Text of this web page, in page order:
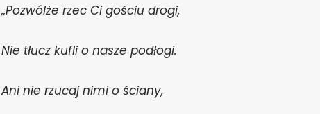
„Pozwólże rzec Ci gościu drogi,
Nie tłucz kufli o nasze podłogi.
Ani nie rzucaj nimi o ściany,